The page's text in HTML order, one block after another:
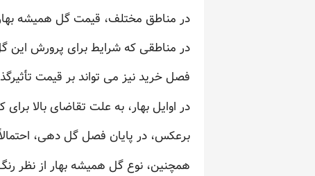
در مناطق مختلف، قیمت گل همیشه
در مناطقی که شرایط برای پرورش
فصل خرید نیز می تواند بر قیمت
در اوایل بهار، به علت تقاضای بالا
برعکس، در پایان فصل گل دهی،
همچنین، نوع گل همیشه بهار از نظر